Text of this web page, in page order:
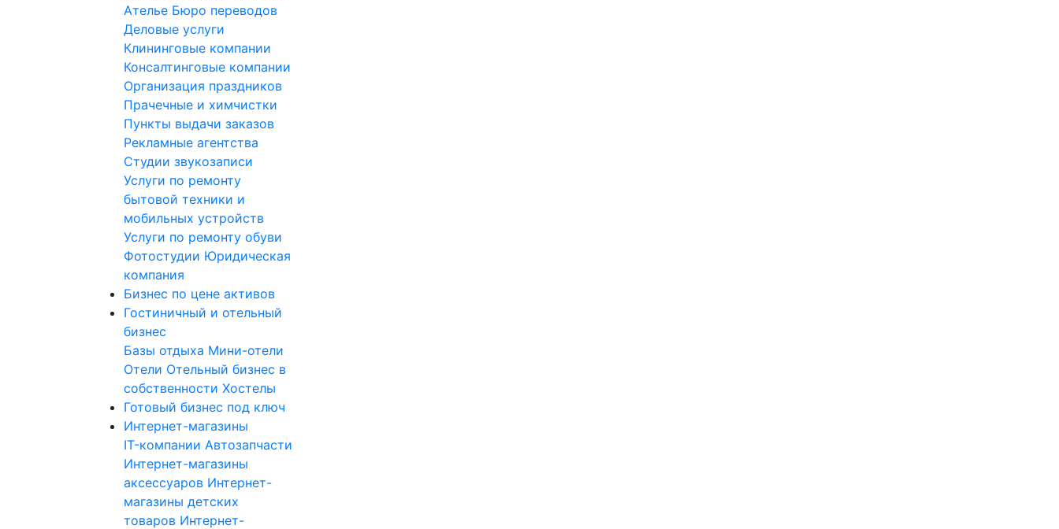
Ателье Бюро переводов
Деловые услуги
Клининговые компании
Консалтинговые компании
Организация праздников
Прачечные и химчистки
Пункты выдачи заказов
Рекламные агентства
Студии звукозаписи
Услуги по ремонту
бытовой техники и
мобильных устройств
Услуги по ремонту обуви
Фотостудии Юридическая
компания
Бизнес по цене активов
Гостиничный и отельный
бизнес
Базы отдыха Мини-отели
Отели Отельный бизнес в
собственности Хостелы
Готовый бизнес под ключ
Интернет-магазины
IT-компании Автозапчасти
Интернет-магазины
аксессуаров Интернет-
магазины детских
товаров Интернет-